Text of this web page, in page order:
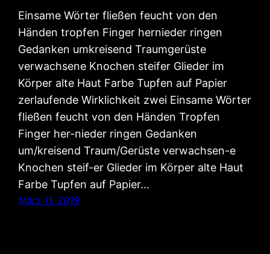
Einsame Wörter fließen feucht von den
Händen tropfen Finger hernieder ringen
Gedanken umkreisend Traumgerüste
verwachsene Knochen steifer Glieder im
Körper alte Haut Farbe Tupfen auf Papier
zerlaufende Wirklichkeit zwei Einsame Wörter
fließen feucht von den Händen Tropfen
Finger her-nieder ringen Gedanken
um/kreisend Traum/Gerüste verwachsen-e
Knochen steif-er Glieder im Körper alte Haut
Farbe Tupfen auf Papier…
März 11, 2019